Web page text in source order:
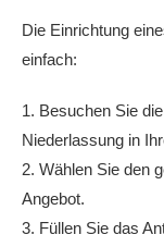
Die Einrichtung
einfach:
1. Besuchen Sie
Niederlassung in
2. Wählen Sie den
Angebot.
3. Füllen Sie das